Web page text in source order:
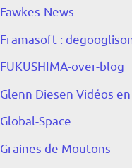
Fawkes-News
Framasoft :
FUKUSHIMA-over-blog
Glenn Diesen Vidéos
Global-Space
Graines de Moutons